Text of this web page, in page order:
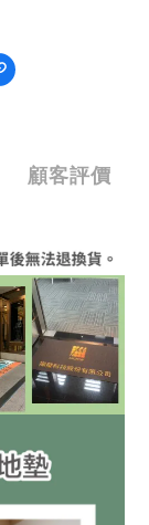
顧客評價